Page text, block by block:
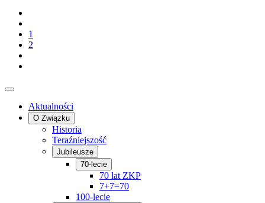
1
2
Aktualności
O Związku
Historia
Teraźniejszość
Jubileusze
70-lecie
70 lat ZKP
7+7=70
100-lecie